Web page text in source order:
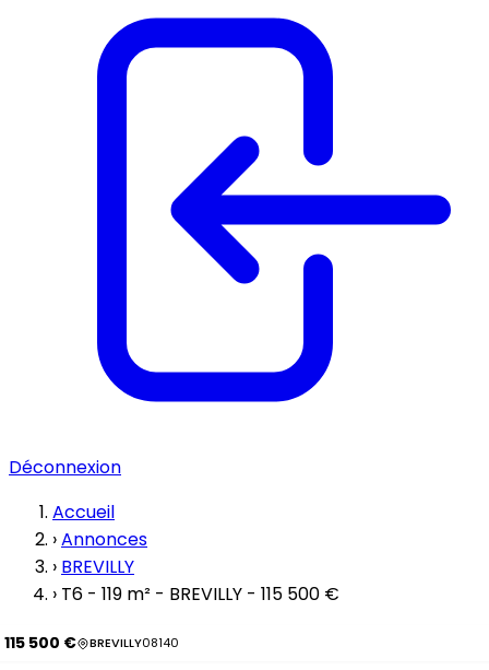
Déconnexion
Accueil
›Annonces
› BREVILLY
› T6 - 119 m² - BREVILLY - 115 500 €
115 500 € BREVILLY08140